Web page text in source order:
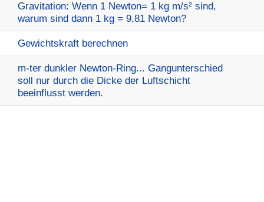
Gravitation: Wenn 1 Newton= 1 kg m/s² sind,
warum sind dann 1 kg = 9,81 Newton?
Gewichtskraft berechnen
m-ter dunkler Newton-Ring... Gangunterschied
soll nur durch die Dicke der Luftschicht
beeinflusst werden.